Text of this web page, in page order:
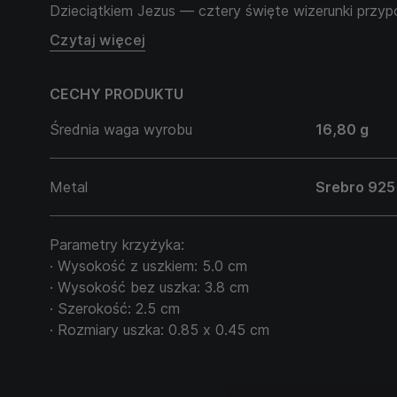
Dzieciątkiem Jezus — cztery święte wizerunki
obecności i opiece. Na rewersie wygrawerowano
call a priest” — „Jestem katolikiem, proszę wezwać
oczyszczenia i prośbę o błogosławieństwo w chwili
CROSS MEDALS to krzyż wiary, modlitwy i
przypominający o mocy duchowego światła w życiu
Czytaj więcej
CECHY PRODUKTU
Średnia waga wyrobu
16,80 g
Metal Srebro 925
Parametry krzyżyka:
· Wysokość z uszkiem: 5.0 cm
· Wysokość bez uszka: 3.8 cm
· Szerokość: 2.5 cm
· Rozmiary uszka: 0.85 х 0.45 cm